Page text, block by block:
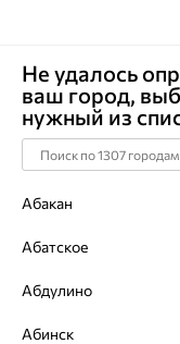
Главная Каталог
Цепочка,
Артикул:V1035141340
Не удалось
ваш город,
нужный из
Абакан
Абатское
Абдулино
Абинск